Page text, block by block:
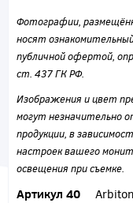
Фотографии,
носят
публичной офертой,
ст. 437 ГК РФ.
Изображения и цвет
могут незначительно
продукции, в
настроек вашего
освещения при съемке.
Артикул 40